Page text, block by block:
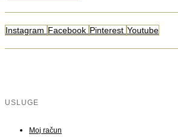
Instagram Facebook Pinterest Youtube
USLUGE
Moj račun